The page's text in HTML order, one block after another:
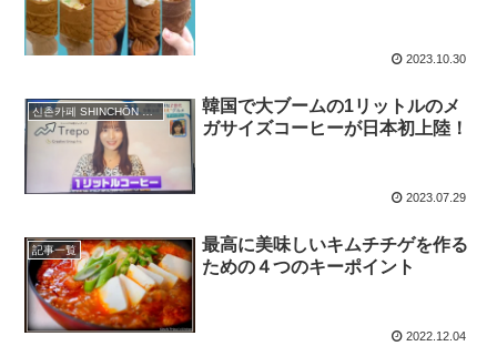
2023.10.30
신촌카페 SHINCHŌN CAFĒ
韓国で大ブームの1リットルのメ
ガサイズコーヒーが日本初上陸！
2023.07.29
記事一覧
最高に美味しいキムチチゲを作る
ための４つのキーポイント
2022.12.04